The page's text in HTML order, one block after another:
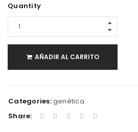
Quantity
AÑADIR AL CARRITO
Categories:genética
Share: